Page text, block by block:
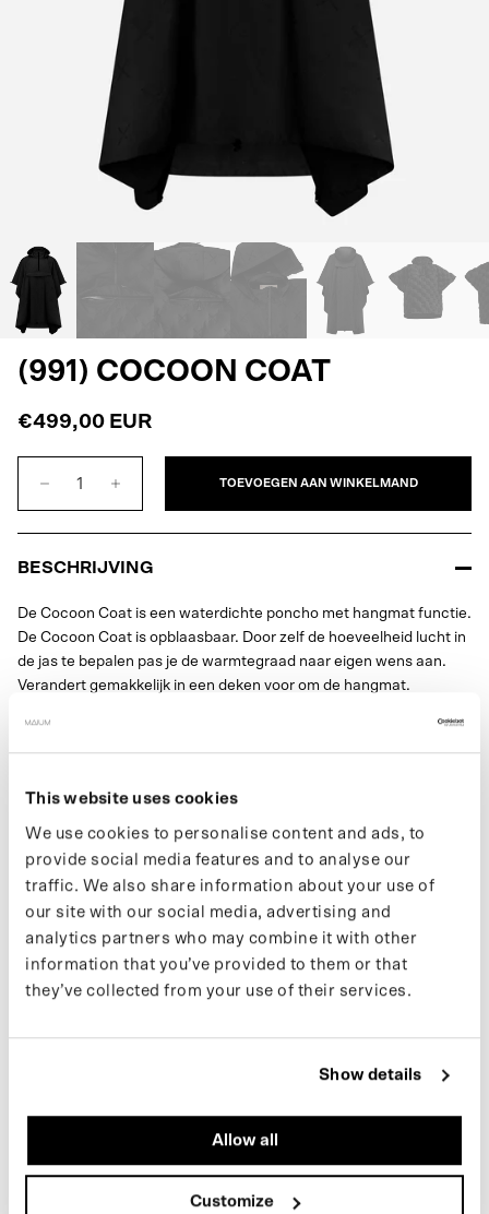
This website uses cookies
We use cookies to personalise content and ads, to
provide social media features and to analyse our
traffic. We also share information about your use of
our site with our social media, advertising and
analytics partners who may combine it with other
information that you’ve provided to them or that
they’ve collected from your use of their services.
Show details
Allow all
Customize
COLOR
(991) COCOON COAT
€499,00 EUR
TOEVOEGEN AAN WINKELMAND
BESCHRIJVING
De Cocoon Coat is een waterdichte poncho met hangmat functie.
De Cocoon Coat is opblaasbaar. Door zelf de hoeveelheid lucht in
de jas te bepalen pas je de warmtegraad naar eigen wens aan.
Verandert gemakkelijk in een deken voor om de hangmat.
gerecyclede PET-flessen. De Cocoon coat maakt deel uit van de
De Cocoon coat maakt deel uit van deLENOVO Tab Wear
Collectie.
pagina. Wil je op de hoogte blijven van nieuwe drops en het
laatste nieuws, volg ons dan op Instagram of meld je aan voor
onze nieuwsbrief.